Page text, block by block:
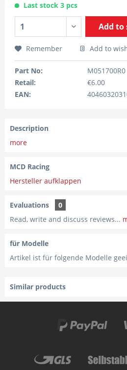
Last stock 3 pcs
Add to
Remember Add to
Part No:
M051700R0
Retail:
€6.00
EAN:
Description
more
MCD Racing
Hersteller aufklappen
Evaluations
0
Read, write and discuss reviews...
für Modelle
Artikel ist für folgende Modelle
Similar products